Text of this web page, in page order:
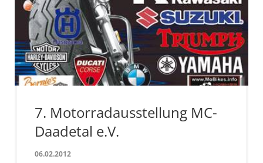
7. Motorradausstellung MC-
Daadetal e.V.
06.02.2012